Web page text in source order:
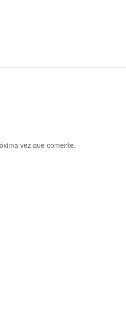
vez que comente.